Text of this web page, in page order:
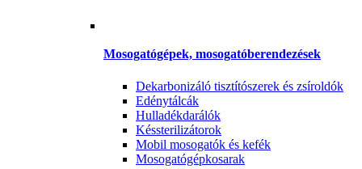
Mosogatógépek, mosogatóberendezések
Dekarbonizáló tisztítószerek és zsíroldók
Edénytálcák
Hulladékdarálók
Késsterilizátorok
Mobil mosogatók és kefék
Mosogatógépkosarak